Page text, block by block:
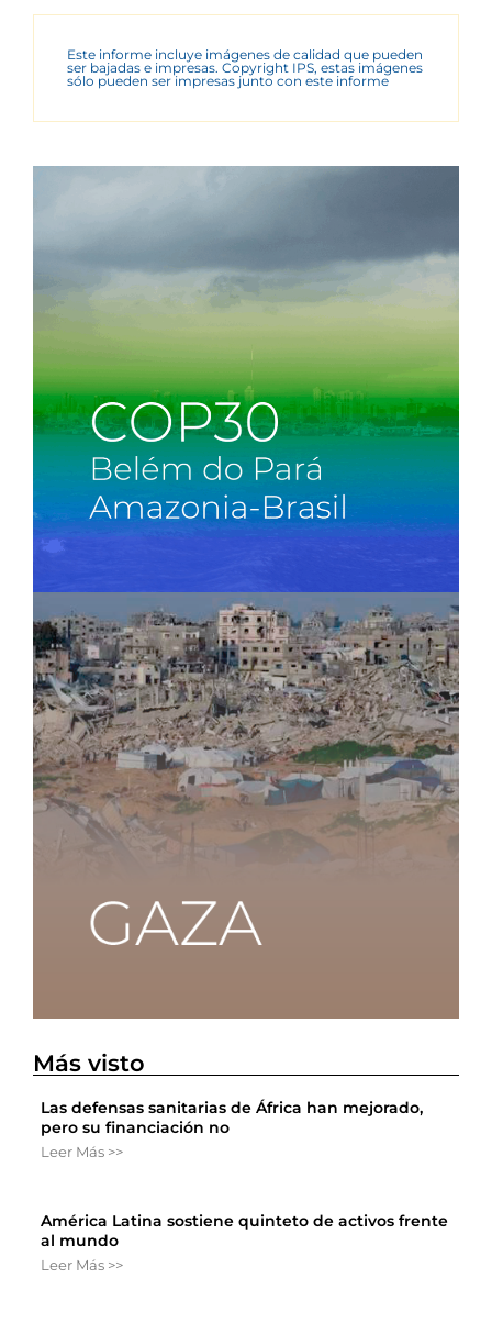
Este informe incluye imágenes de calidad que pueden
ser bajadas e impresas. Copyright IPS, estas imágenes
sólo pueden ser impresas junto con este informe
Más visto
Las defensas sanitarias de África han mejorado,
pero su financiación no
Leer Más >>
América Latina sostiene quinteto de activos frente
al mundo
Leer Más >>